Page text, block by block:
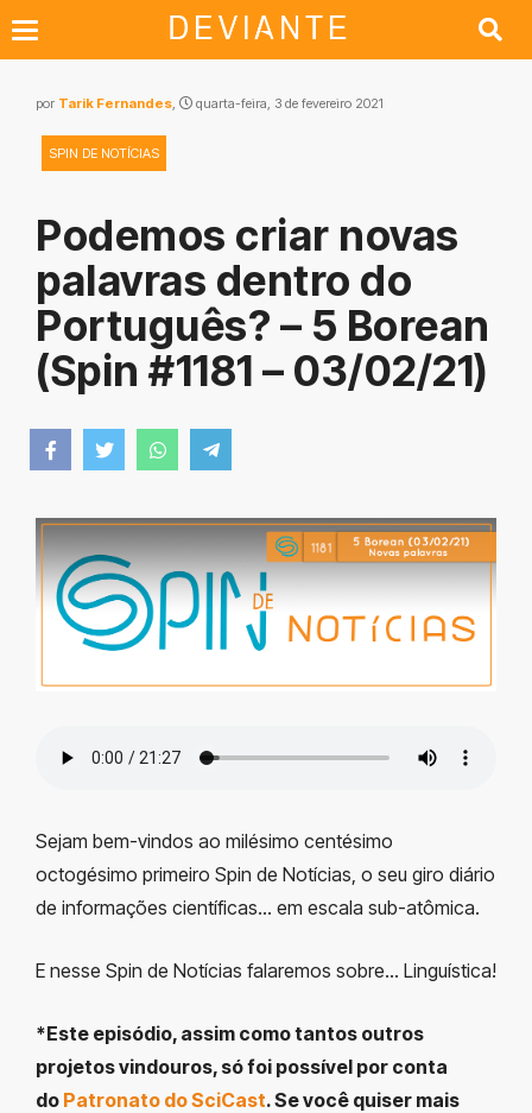
por Tarik Fernandes, quarta-feira, 3 de fevereiro 2021
SPIN DE NOTÍCIAS
Podemos criar novas
palavras dentro do
Português? – 5 Borean
(Spin #1181 – 03/02/21)
Sejam bem-vindos ao milésimo centésimo
octogésimo primeiro Spin de Notícias, o seu giro diário
de informações científicas… em escala sub-atômica.
E nesse Spin de Notícias falaremos sobre… Linguística!
*Este episódio, assim como tantos outros
projetos vindouros, só foi possível por conta
do Patronato do SciCast. Se você quiser mais